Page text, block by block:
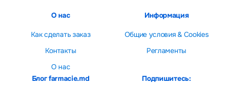
О нас
Как сделать заказ
Контакты
О нас
Информация
Общие условия & Cookies
Регламенты
Блог farmacie.md Подпишитесь: